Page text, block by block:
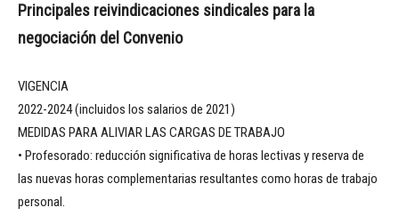
Principales reivindicaciones sindicales para la
negociación del Convenio
VIGENCIA
2022-2024 (incluidos los salarios de 2021)
MEDIDAS PARA ALIVIAR LAS CARGAS DE TRABAJO
• Profesorado: reducción significativa de horas lectivas y reserva de
las nuevas horas complementarias resultantes como horas de trabajo
personal.